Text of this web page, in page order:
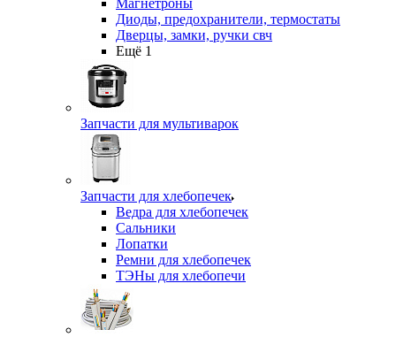
Магнетроны
Диоды, предохранители, термостаты
Дверцы, замки, ручки свч
Ещё 1
Запчасти для мультиварок
Запчасти для хлебопечек
Ведра для хлебопечек
Сальники
Лопатки
Ремни для хлебопечек
ТЭНы для хлебопечи